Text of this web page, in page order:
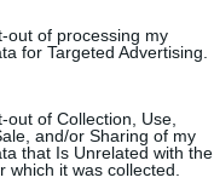
out of processing my
for Targeted Advertising.
out of Collection, Use,
and/or Sharing of my
that Is Unrelated with the
which it was collected.
Atsisakyti
Draugai
4 Pics 1 Word